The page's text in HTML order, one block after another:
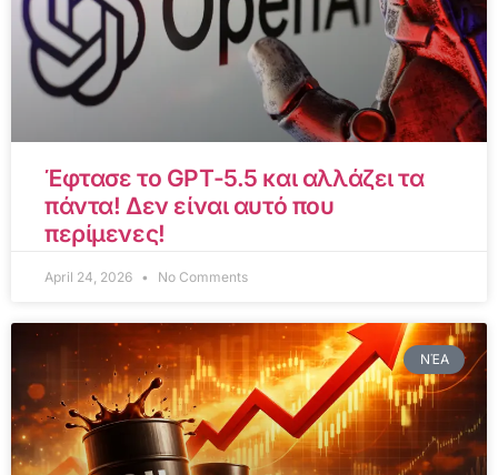
Έφτασε το GPT-5.5 και αλλάζει τα
πάντα! Δεν είναι αυτό που
περίμενες!
April 24, 2026 No Comments
ΝΈΑ